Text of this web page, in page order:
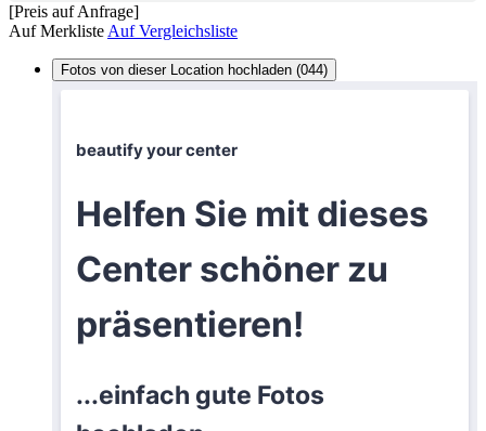
[Preis auf Anfrage]
Auf Merkliste Auf Vergleichsliste
Fotos von dieser Location hochladen (044)